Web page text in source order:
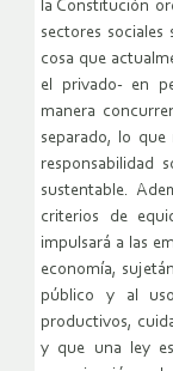
la Constitución
sectores
cosa que
el privado- en
manera
separado, lo
responsabilidad
sustentable.
criterios de
impulsará a las
economía,
público y al
productivos,
y que una ley